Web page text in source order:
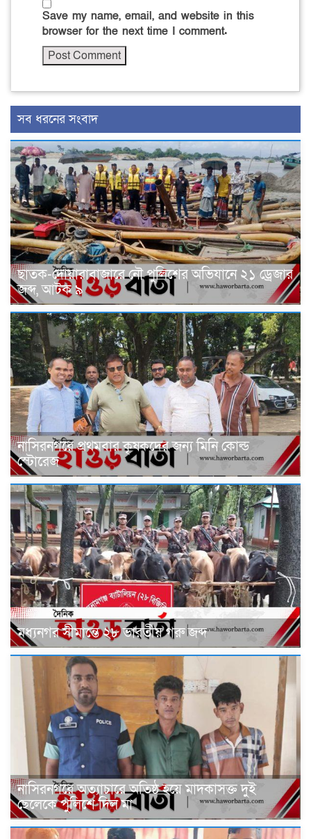
Save my name, email, and website in this
browser for the next time I comment.
সব ধরনের সংবাদ
ছাতক-দোয়ারাবাজারে নৌ পুলিশের অভিযানে ২১ ড্রেজার
জব্দ, আটক ৯
নাসিরনগরে প্রথমবার কৃষকদের জন্য মিনি কোল্ড
স্টোরেজ
মধ্যনগর সীমান্তে ২৮ ভারতীয় গরু জব্দ
নাসিরনগরে অত্যাচারে অতিষ্ঠ হয়ে মাদকাসক্ত দুই
ছেলেকে পুলিশে দিল মা